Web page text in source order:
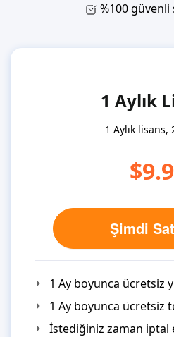
%100 güvenli
1 Aylık
1 Aylık lisans,
Şimdi
1 Ay boyunca ücretsiz
1 Ay boyunca ücretsiz
İstediğiniz zaman iptal